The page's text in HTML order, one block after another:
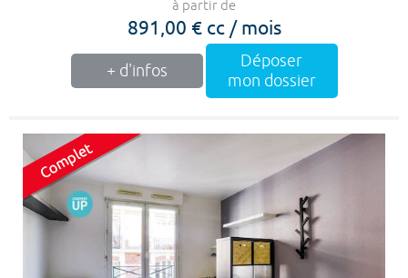
à partir de
891,00 € cc / mois
+ d'infos
Déposer
mon dossier